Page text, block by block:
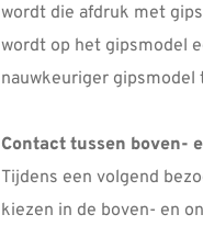
wordt die afdruk met
wordt op het gipsmodel
nauwkeuriger
Contact tussen boven-
Tijdens een volgend
kiezen in de boven- en